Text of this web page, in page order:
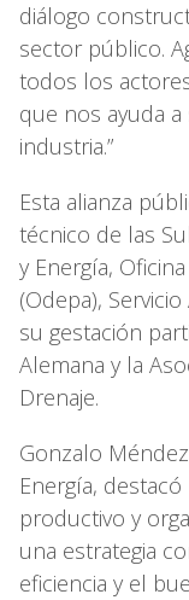
diálogo
sector público.
todos los
que nos ayuda
industria.”
Esta alianza
técnico de las
y Energía,
(Odepa),
su gestación
Alemana y la
Drenaje.
Gonzalo
Energía,
productivo y
una estrategia
eficiencia y el